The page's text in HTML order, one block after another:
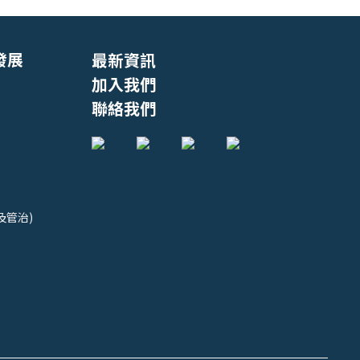
展
管治)
最新資訊
加入我們
聯絡我們